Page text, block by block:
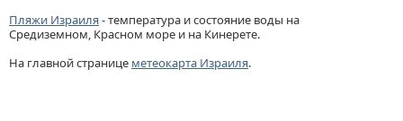
Пляжи Израиля- температура и состояние воды на
Средиземном, Красном море и на Кинерете.
На главной странице метеокарта Израиля.